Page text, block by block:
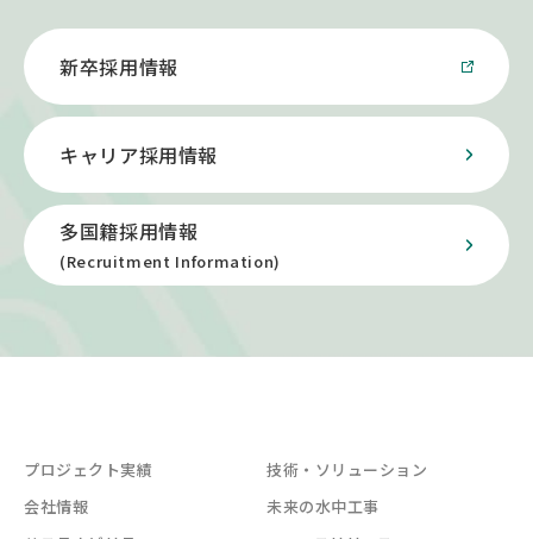
新卒採用情報
キャリア採用情報
多国籍採用情報
(Recruitment Information)
プロジェクト実績
技術・ソリューション
会社情報
未来の水中工事